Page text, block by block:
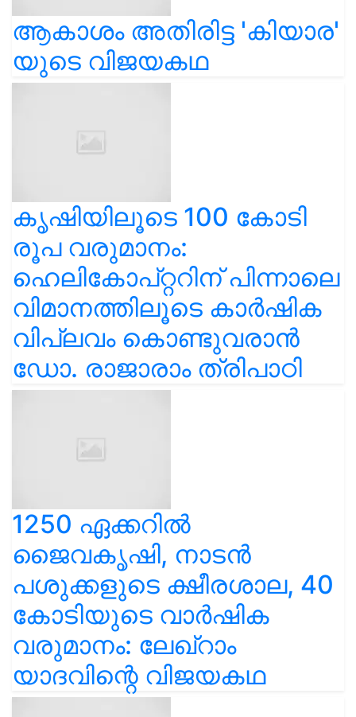
ആകാശം അതിരിട്ട 'കിയാര'
യുടെ വിജയകഥ
കൃഷിയിലൂടെ 100 കോടി
രൂപ വരുമാനം:
ഹെലികോപ്റ്ററിന് പിന്നാലെ
വിമാനത്തിലൂടെ കാർഷിക
വിപ്ലവം കൊണ്ടുവരാൻ
ഡോ. രാജാരാം ത്രിപാഠി
1250 ഏക്കറിൽ
ജൈവകൃഷി, നാടൻ
പശുക്കളുടെ ക്ഷീരശാല, 40
കോടിയുടെ വാർഷിക
വരുമാനം: ലേഖ്‌റാം
യാദവിന്റെ വിജയകഥ